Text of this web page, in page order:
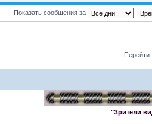
Показать сообщения за
Перейти:
"Зрители